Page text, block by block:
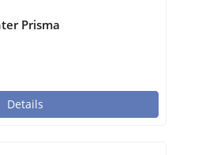
Prisma
Details